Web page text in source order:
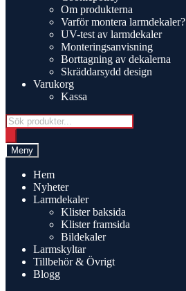
Om produkterna
Varför montera larmdekaler?
UV-test av larmdekaler
Monteringsanvisning
Borttagning av dekalerna
Skräddarsydd design
Varukorg
Kassa
Products
search
Meny
Hem
Nyheter
Larmdekaler
Klister baksida
Klister framsida
Bildekaler
Larmskyltar
Tillbehör & Övrigt
Blogg